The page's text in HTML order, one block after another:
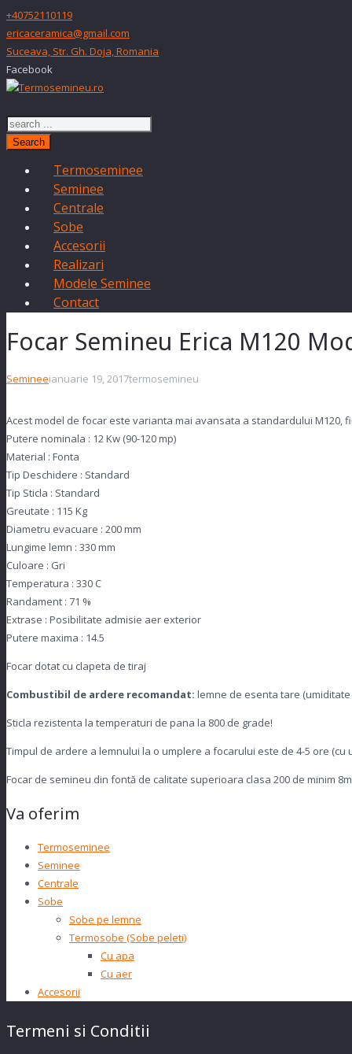
+40752110119
ericaceramica@gmail.com
Suceava, Str. Gh. Doja, Romania
Facebook
Search
Termoseminee
Seminee
Centrale
Sobe
Accesorii
Realizari
Modele Seminee
Contact
Focar Semineu Erica M120
Semineeianuarie 19, 2017termosemineu
Acest model de focar este varianta mai avansata a standardului
Putere nominala : 12 Kw (90-120 mp)
Material : Fonta
Tip Deschidere : Standard
Tip Sticla : Standard
Greutate : 115 Kg
Diametru evacuare : 200 mm
Lungime lemn : 330 mm
Culoare : Gri
Temperatura : 330 C
Randament : 71 %
Extrase : Posibilitate admisie aer exterior
Putere maxima : 14.5
Focar dotat cu clapeta de tiraj
Combustibil de ardere recomandat: lemne de esenta tare (umiditate
Sticla rezistenta la temperaturi de pana la 800 de grade!
Timpul de ardere a lemnului la o umplere a focarului este de 4-5 ore
Focar de semineu din fontă de calitate superioara clasa 200 de minim
Va oferim
Termoseminee
Seminee
Centrale
Sobe
Sobe pe lemne
Termosobe (Sobe peleti)
Cu apa
Cu aer
Accesorii
Termeni si Conditii